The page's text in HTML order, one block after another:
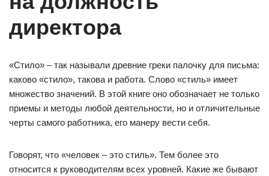
директора
«Стило» – так называли древние греки палочку для письма:
каково «стило», такова и работа. Слово «стиль» имеет
множество значений. В этой книге оно обозначает не только
приемы и методы любой деятельности, но и отличительные
черты самого работника, его манеру вести себя.
Говорят, что «человек – это стиль». Тем более это
относится к руководителям всех уровней. Какие же бывают